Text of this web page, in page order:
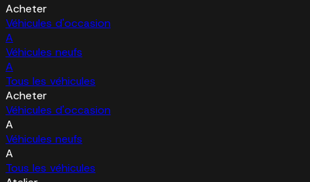
Acheter
Véhicules d'occasion
A
Véhicules neufs
A
Tous les véhicules
Acheter
Véhicules d'occasion
A
Véhicules neufs
A
Tous les véhicules